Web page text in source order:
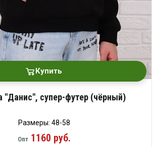
Купить
"Данис", супер-футер (чёрный)
Размеры: 48-58
Опт1160 руб.